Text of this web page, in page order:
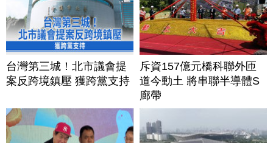
台灣第三城！北市議會提
案反跨境鎮壓 獲跨黨支持
斥資157億元橋科聯外匝
道今動土 將串聯半導體S
廊帶